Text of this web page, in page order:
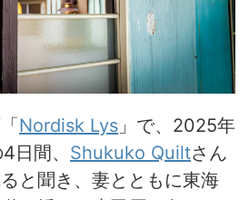
Nordisk Lys 」で、2025年
日間、 Shukuko Quiltさん
と聞き、妻とともに東海